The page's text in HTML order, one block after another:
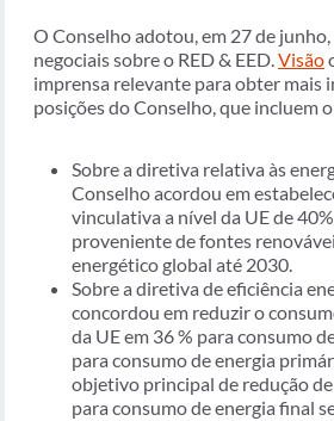
O Conselho adotou, em 27 de junho,
negociais sobre o RED & EED.Visão
imprensa relevante para obter mais
posições do Conselho, que incluem
Sobre a diretiva relativa às
Conselho acordou em
vinculativa a nível da UE de
proveniente de fontes
energético global até 2030.
Sobre a diretiva de eficiência
concordou em reduzir o
da UE em 36 % para consumo
para consumo de energia
objetivo principal de redução
para consumo de energia final